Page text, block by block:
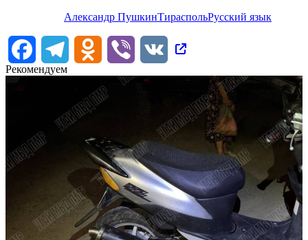
Александр ПушкинТираспольРусский язык
FacebookTelegram Odnoklassniki
Viber
VK
Рекомендуем